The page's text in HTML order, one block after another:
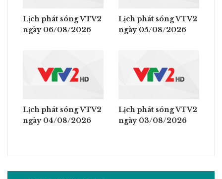
Lịch phát sóng VTV2
ngày 06/08/2026
Lịch phát sóng VTV2
ngày 05/08/2026
Lịch phát sóng VTV2
ngày 04/08/2026
Lịch phát sóng VTV2
ngày 03/08/2026